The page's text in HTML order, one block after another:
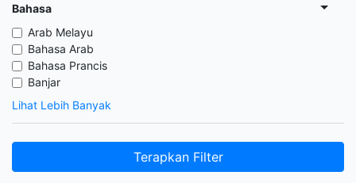
Bahasa
Arab Melayu
Bahasa Arab
Bahasa Prancis
Banjar
Lihat Lebih Banyak
Terapkan Filter